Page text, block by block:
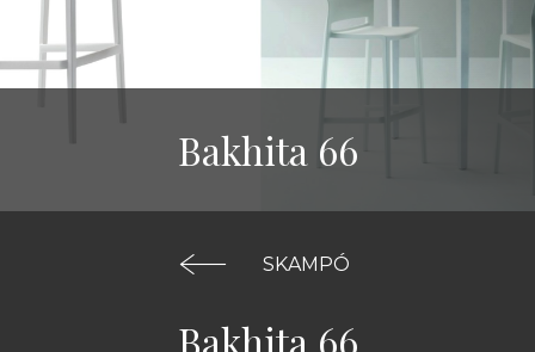
Bakhita 66
SKAMPÓ
Bakhita 66